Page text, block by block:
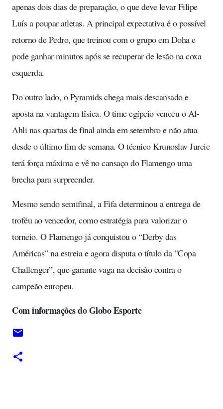
apenas dois dias de preparação, o que deve levar Filipe
Luís a poupar atletas. A principal expectativa é o possível
retorno de Pedro, que treinou com o grupo em Doha e
pode ganhar minutos após se recuperar de lesão na coxa
esquerda.
Do outro lado, o Pyramids chega mais descansado e
aposta na vantagem física. O time egípcio venceu o Al-
Ahli nas quartas de final ainda em setembro e não atua
desde o último fim de semana. O técnico Krunoslav Jurcic
terá força máxima e vê no cansaço do Flamengo uma
brecha para surpreender.
Mesmo sendo semifinal, a Fifa determinou a entrega de
troféu ao vencedor, como estratégia para valorizar o
torneio. O Flamengo já conquistou o “Derby das
Américas” na estreia e agora disputa o título da “Copa
Challenger”, que garante vaga na decisão contra o
campeão europeu.
Com informações do Globo Esporte